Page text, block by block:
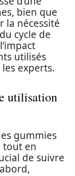
bien que
la nécessité
cycle de
utilisés
experts.
utilisation
gummies
tout en
de suivre